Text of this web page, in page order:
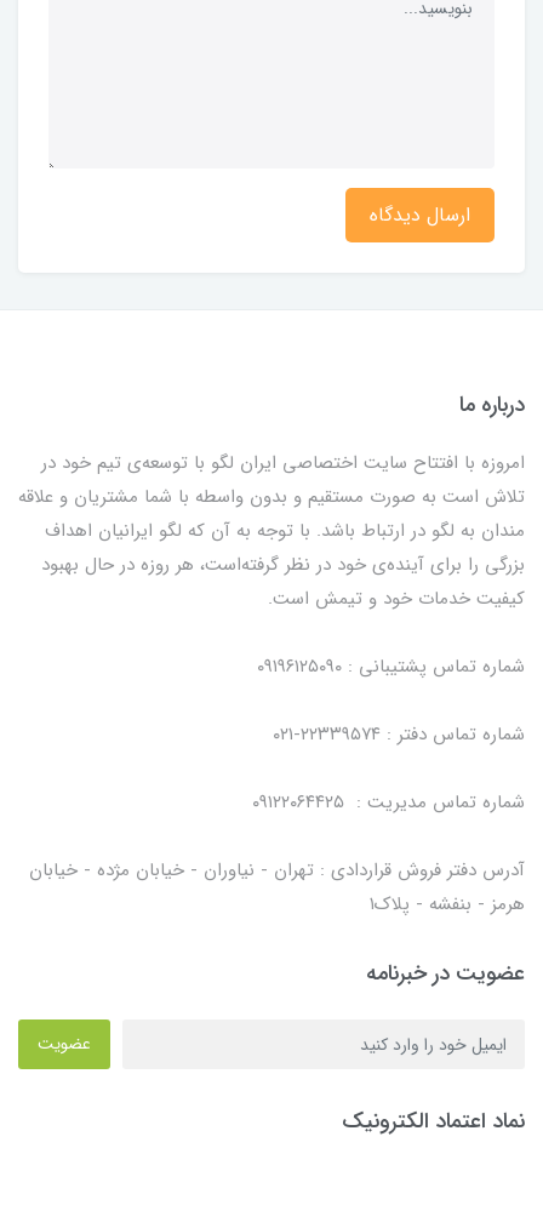
ارسال دیدگاه
درباره ما
امروزه با افتتاح سایت اختصاصی ایران لگو با توسعه‌ی تیم خود در
تلاش است به صورت مستقیم و بدون واسطه با شما مشتریان و علاقه
مندان به لگو در ارتباط باشد. با توجه به آن که لگو ایرانیان اهداف
بزرگی را برای آینده‌ی خود در نظر گرفته‌است، هر روزه در حال بهبود
کیفیت خدمات خود و تیمش است.
شماره تماس پشتیبانی : ۰۹۱۹۶۱۲۵۰۹۰
شماره تماس دفتر : ۲۲۳۳۹۵۷۴-۰۲۱
شماره تماس مدیریت : ۰۹۱۲۲۰۶۴۴۲۵
آدرس دفتر فروش قراردادی : تهران - نیاوران - خیابان مژده - خیابان
هرمز - بنفشه - پلاک۱
عضویت در خبرنامه
عضویت
نماد اعتماد الکترونیک